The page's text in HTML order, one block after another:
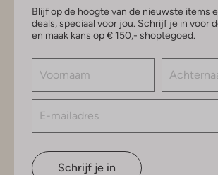
Blijf op de hoogte van de nieuwste items
deals, speciaal voor jou. Schrijf je in voor
en maak kans op € 150,- shoptegoed.
Schrijf je in